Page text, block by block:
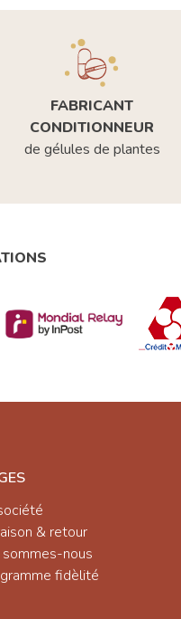
FABRICANT
CONDITIONNEUR
de gélules de plantes
& retour
sommes-nous
fidèlité